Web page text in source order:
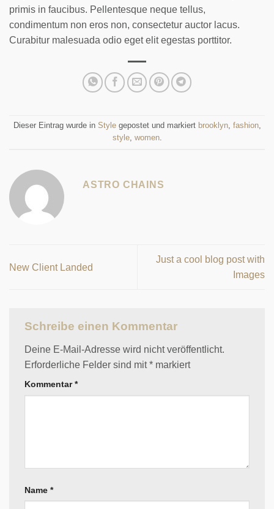
primis in faucibus. Pellentesque neque tellus,
condimentum non eros non, consectetur auctor lacus.
Curabitur malesuada odio eget elit egestas porttitor.
Dieser Eintrag wurde in Stylegepostet und markiert brooklyn, fashion,
style, women.
ASTRO CHAINS
New Client Landed
Just a cool blog post with
Images
Schreibe einen Kommentar
Deine E-Mail-Adresse wird nicht veröffentlicht.
Erforderliche Felder sind mit* markiert
Kommentar*
Name *